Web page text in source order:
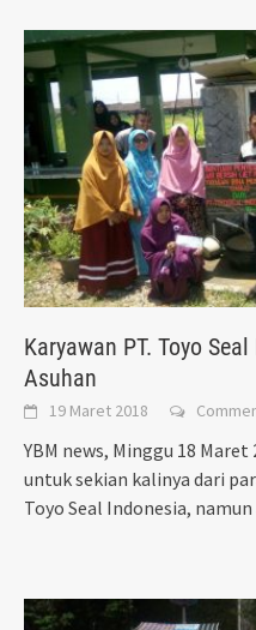
Karyawan PT. Toyo
Asuhan
19 Maret 2018
YBM news, Minggu 18
untuk sekian kalinya dari
Toyo Seal Indonesia, namun